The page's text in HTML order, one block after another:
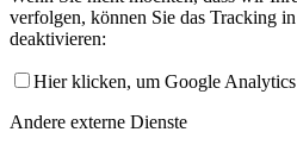
verfolgen, können Sie das Tracking
deaktivieren:
Hier klicken, um Google
Andere externe Dienste